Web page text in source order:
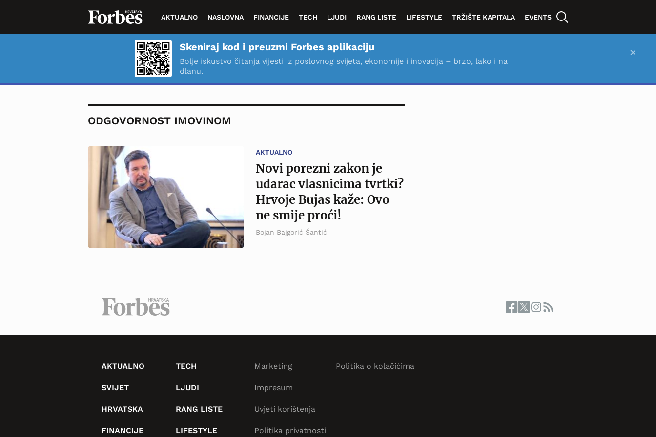
AKTUALNO NASLOVNA FINANCIJE TECH LJUDI RANG LISTE LIFESTYLE TRŽIŠTE KAPITALA EVENTS
Skeniraj kod i preuzmi Forbes aplikaciju
Bolje iskustvo čitanja vijesti iz poslovnog svijeta, ekonomije i inovacija – brzo, lako i na
dlanu.
×
ODGOVORNOST IMOVINOM
AKTUALNO
Novi porezni zakon je
udarac vlasnicima tvrtki?
Hrvoje Bujas kaže: Ovo
ne smije proći!
Bojan Bajgorić Šantić
AKTUALNO
SVIJET
HRVATSKA
FINANCIJE
TECH
LJUDI
RANG LISTE
LIFESTYLE
Marketing
Impresum
Uvjeti korištenja
Politika privatnosti
Politika o kolačićima